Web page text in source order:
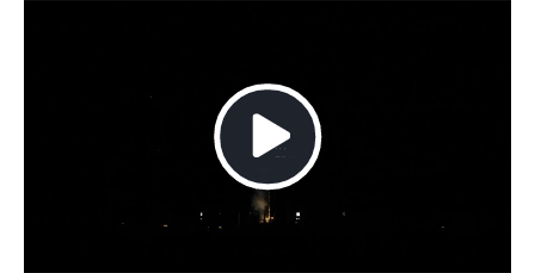
Play